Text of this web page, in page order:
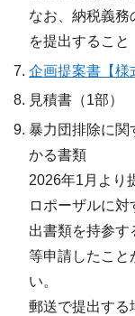
なお、納税義務
を提出すること
企画提案書【様
見積書（1部）
暴力団排除に関
かる書類
2026年1月より
ロポーザルに
出書類を持参す
等申請したこと
い。
郵送で提出する